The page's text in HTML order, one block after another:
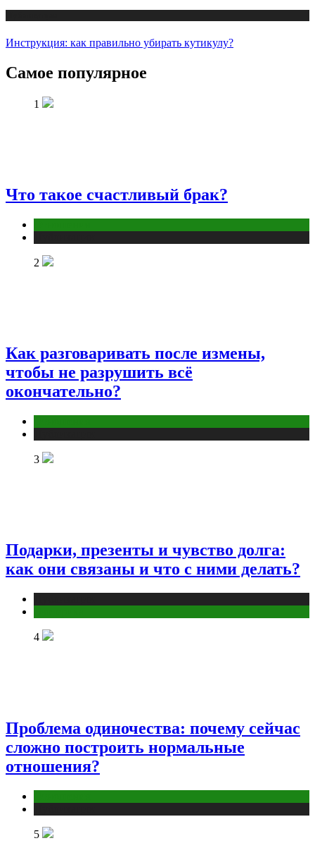
Инструкция: как правильно убирать кутикулу?
Самое популярное
1
Что такое счастливый брак?
2
Как разговаривать после измены,
чтобы не разрушить всё
окончательно?
3
Подарки, презенты и чувство долга:
как они связаны и что с ними делать?
4
Проблема одиночества: почему сейчас
сложно построить нормальные
отношения?
5